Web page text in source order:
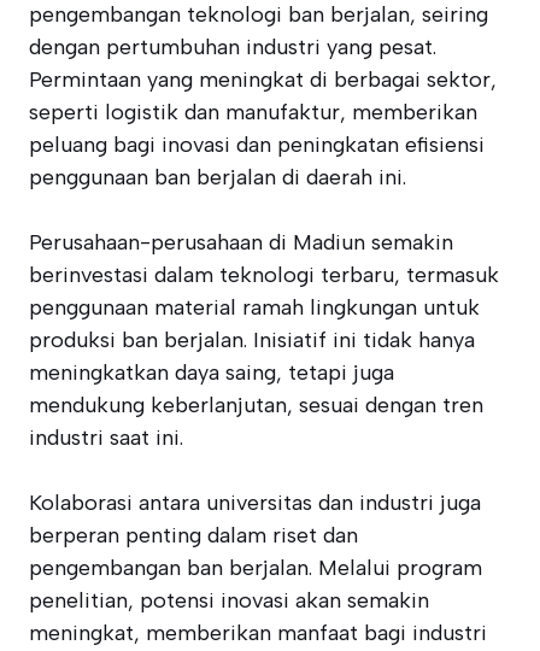
pengembangan teknologi ban berjalan, seiring
dengan pertumbuhan industri yang pesat.
Permintaan yang meningkat di berbagai sektor,
seperti logistik dan manufaktur, memberikan
peluang bagi inovasi dan peningkatan efisiensi
penggunaan ban berjalan di daerah ini.
Perusahaan-perusahaan di Madiun semakin
berinvestasi dalam teknologi terbaru, termasuk
penggunaan material ramah lingkungan untuk
produksi ban berjalan. Inisiatif ini tidak hanya
meningkatkan daya saing, tetapi juga
mendukung keberlanjutan, sesuai dengan tren
industri saat ini.
Kolaborasi antara universitas dan industri juga
berperan penting dalam riset dan
pengembangan ban berjalan. Melalui program
penelitian, potensi inovasi akan semakin
meningkat, memberikan manfaat bagi industri